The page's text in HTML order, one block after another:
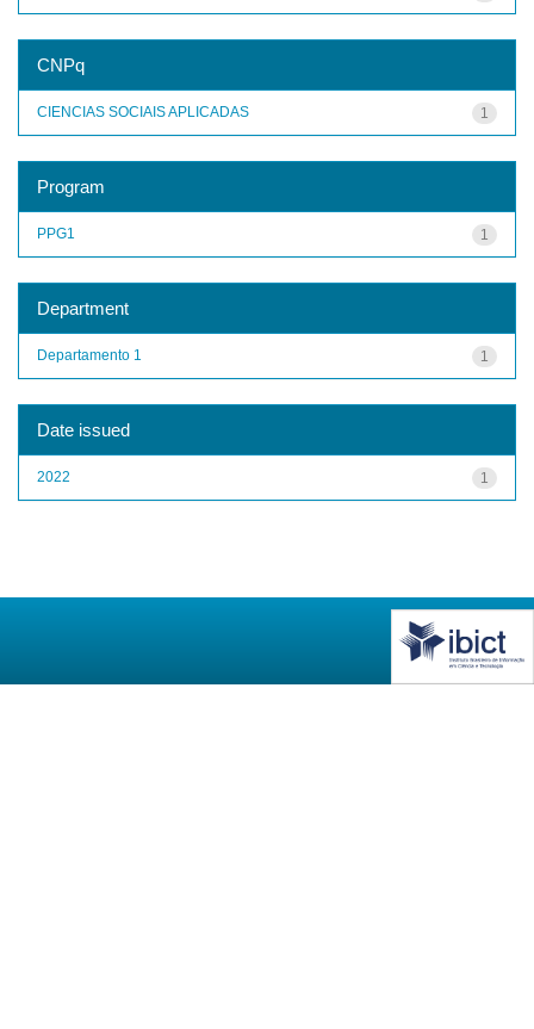
CNPq
1
CIENCIAS SOCIAIS APLICADAS
Program
1
PPG1
Department
1
Departamento 1
Date issued
1
2022